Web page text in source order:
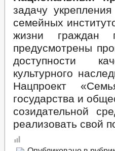
Бюджет по годам
Отчет об исполнении бюджета
Прием граждан
Обращение к мэрии
График приема граждан
Анализ обращений граждан
Обзоры обращений граждан
Форма обращений и заявлений
Порядок рассмотрения
Регламент рассмотрения
задачу
семейных
жизни граждан
предусмотрены
доступности
культурного
Нацпроект
государства и
созидательной
реализовать свой